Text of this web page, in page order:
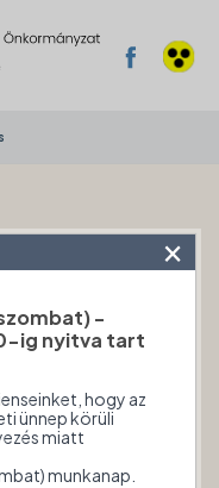
képviselő
×
-
ig nyitva tart
hogy az
ünnep körüli
miatt
munkanap.